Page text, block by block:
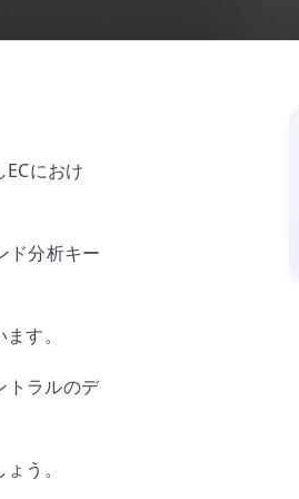
におけ
ド分析キー
す。
トラルのデ
う。